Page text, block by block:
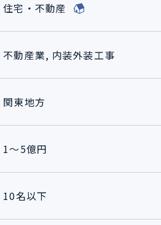
住宅・不動産
不動産業, 内装外装工事
関東地方
1～5億円
10名以下